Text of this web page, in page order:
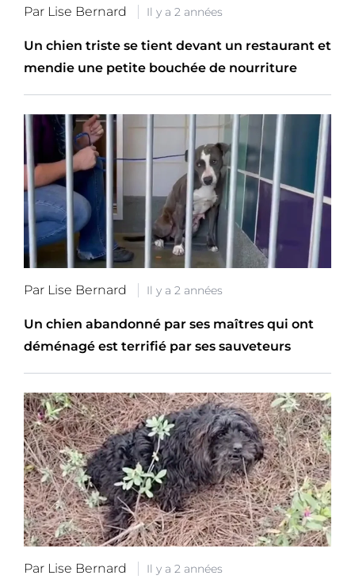
Par Lise Bernard Il y a 2 années
Un chien triste se tient devant un restaurant et
mendie une petite bouchée de nourriture
Par Lise Bernard Il y a 2 années
Un chien abandonné par ses maîtres qui ont
déménagé est terrifié par ses sauveteurs
Par Lise Bernard Il y a 2 années